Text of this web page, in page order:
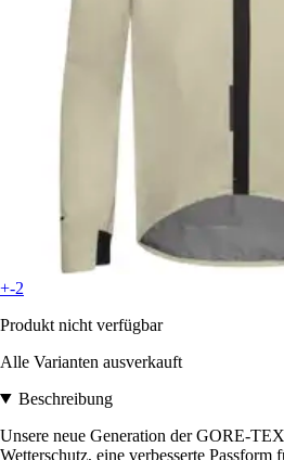
+-2
Produkt nicht verfügbar
Alle Varianten ausverkauft
Beschreibung
Unsere neue Generation der GORE-
Wetterschutz, eine verbesserte Passform